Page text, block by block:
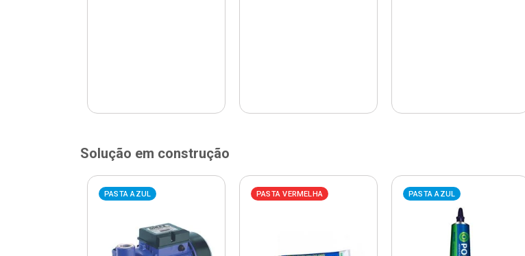
Solução em construção
PASTA AZUL PASTA VERMELHA PASTA AZUL